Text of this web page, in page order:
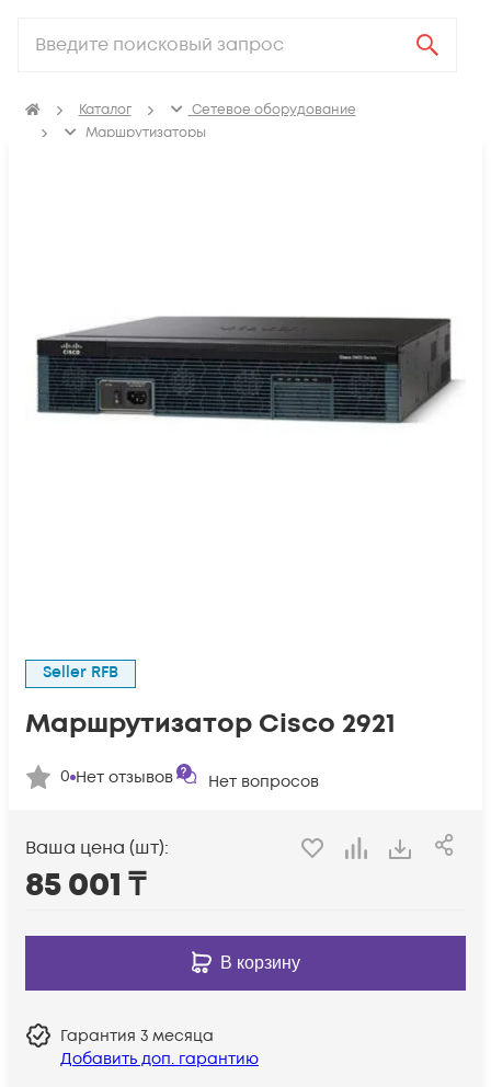
Каталог
Сетевое оборудование
Маршрутизаторы
Seller RFB
Маршрутизатор Cisco 2921
0 Нет отзывов Нет вопросов
Ваша цена (шт):
85 001 ₸
В корзину
Гарантия 3 месяца
Добавить доп. гарантию